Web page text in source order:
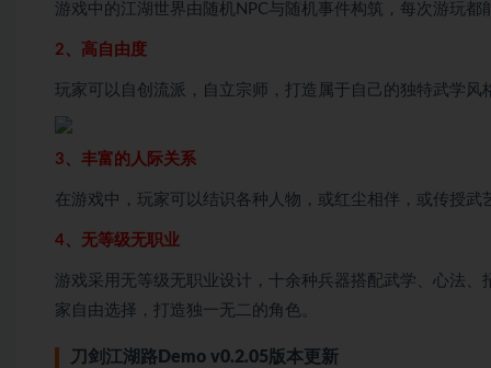
游戏中的江湖世界由随机NPC与随机事件构筑，每次游玩都
2、高自由度
玩家可以自创流派，自立宗师，打造属于自己的独特武学风
3、丰富的人际关系
在游戏中，玩家可以结识各种人物，或红尘相伴，或传授武
4、无等级无职业
游戏采用无等级无职业设计，十余种兵器搭配武学、心法
家自由选择，打造独一无二的角色。
刀剑江湖路Demo v0.2.05版本更新